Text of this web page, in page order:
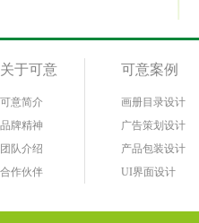
关于可意
可意简介
品牌精神
团队介绍
合作伙伴
可意案例
画册目录设计
广告策划设计
产品包装设计
UI界面设计